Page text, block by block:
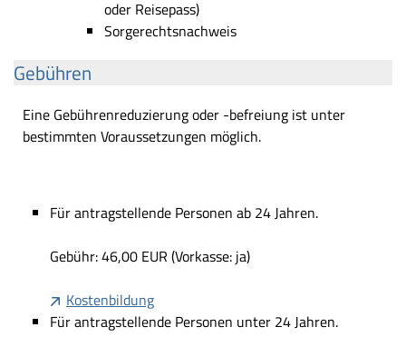
oder Reisepass)
Sorgerechtsnachweis
Gebühren
Eine Gebührenreduzierung oder -befreiung ist unter
bestimmten Voraussetzungen möglich.
Für antragstellende Personen ab 24 Jahren.
Gebühr: 46,00 EUR (Vorkasse: ja)
Kostenbildung
Für antragstellende Personen unter 24 Jahren.